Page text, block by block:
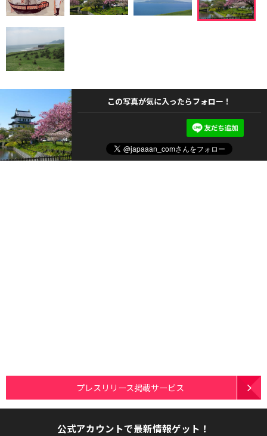
この写真が気に入ったらフォロー！
プレスリリース掲載サービス
公式アカウントで最新情報ゲット！